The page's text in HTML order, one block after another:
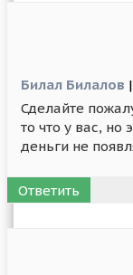
Билал Билалов |
Сделайте
то что у вас,
деньги не
Ответить